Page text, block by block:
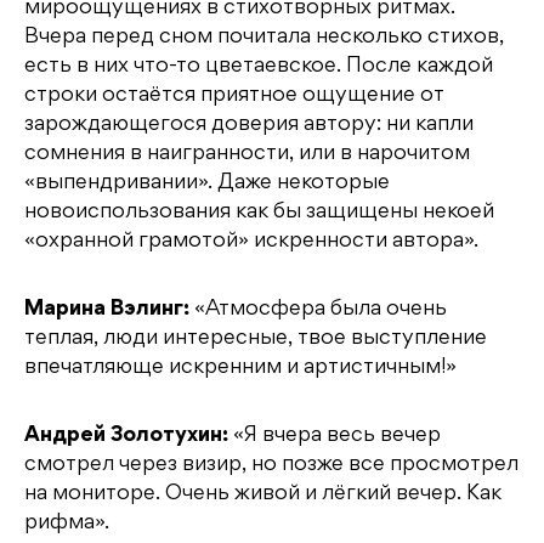
мироощущениях в стихотворных ритмах.
Вчера перед сном почитала несколько стихов,
есть в них что-то цветаевское. После каждой
строки остаётся приятное ощущение от
зарождающегося доверия автору: ни капли
сомнения в наигранности, или в нарочитом
«выпендривании». Даже некоторые
новоиспользования как бы защищены некоей
«охранной грамотой» искренности автора».
Марина Вэлинг: «Атмосфера была очень
теплая, люди интересные, твое выступление
впечатляюще искренним и артистичным!»
Андрей Золотухин: «Я вчера весь вечер
смотрел через визир, но позже все просмотрел
на мониторе. Очень живой и лёгкий вечер. Как
рифма».